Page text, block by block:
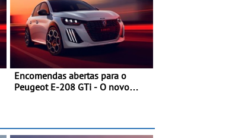
Encomendas abertas para o
Peugeot E-208 GTi - O novo